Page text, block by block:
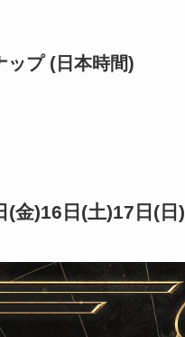
ップ (日本時間)
(金)16日(土)17日(日)